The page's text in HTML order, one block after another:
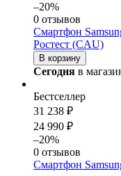
–20%
0 отзывов
Смартфон
Ростест (CAU)
В корзину
Сегодня в
Бестселлер
31 238 ₽
24 990 ₽
–20%
0 отзывов
Смартфон